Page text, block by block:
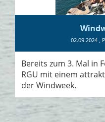
02.09.2024,
Bereits zum 3. Mal in
RGU mit einem
der Windweek.